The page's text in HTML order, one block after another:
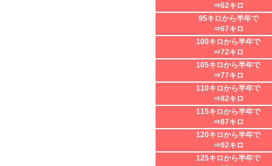
⇒62キロ
95キロから半年で
⇒67キロ
100キロから半年で
⇒72キロ
105キロから半年で
⇒77キロ
110キロから半年で
⇒82キロ
115キロから半年で
⇒87キロ
120キロから半年で
⇒92キロ
125キロから半年で